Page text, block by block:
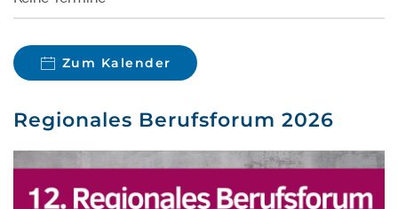
Zum Kalender
Regionales Berufsforum 2026